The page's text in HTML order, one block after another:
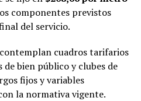
componentes previstos
del servicio.
cuadros tarifarios
bien público y clubes de
fijos y variables
la normativa vigente.